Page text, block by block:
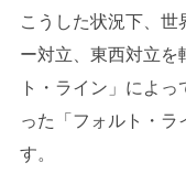
こうした状況下、
ー対立、東西対立を
ト・ライン」によ
った「フォルト・ラ
す。